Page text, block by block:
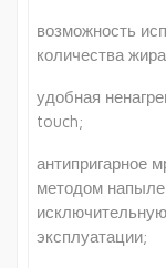
возможность
количества
удобная
touch;
антипригарное
методом
эксплуатации;